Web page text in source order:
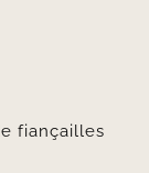
fiançailles